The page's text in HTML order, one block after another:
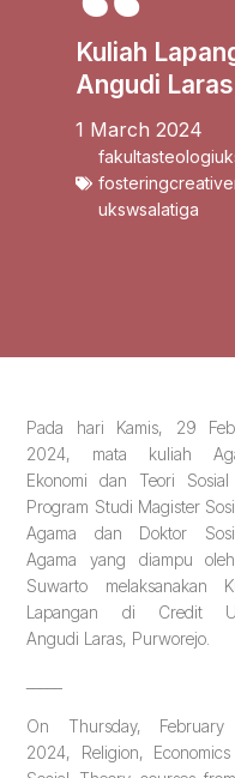
Kuliah
Angudi
1 March 2024
ukswsalatiga
Pada hari Kamis, 29
2024, mata kuliah
Ekonomi dan Teori
Program Studi Magister
Agama dan Doktor
Agama yang diampu
Suwarto melaksanakan
Lapangan di Credit
Angudi Laras, Purworejo.
On Thursday,
2024, Religion,